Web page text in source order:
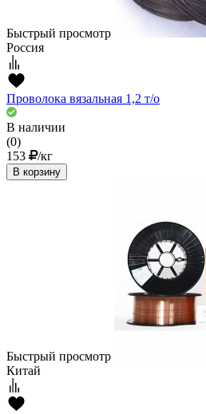
Быстрый просмотр
Россия
Проволока вязальная 1,2 т/о
В наличии
(0)
153
/кг
В корзину
Быстрый просмотр
Китай